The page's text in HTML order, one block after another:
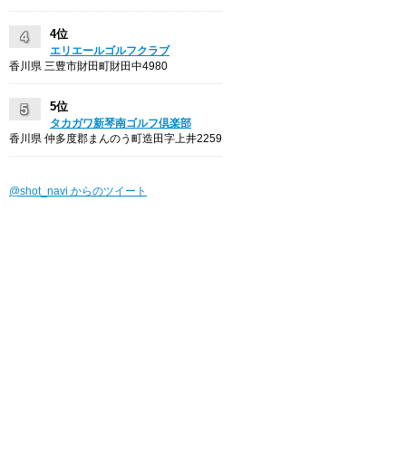
4位
エリエールゴルフクラブ
香川県 三豊市財田町財田中4980
5位
タカガワ新琴南ゴルフ倶楽部
香川県 仲多度郡まんのう町造田字上井2259
@shot_navi からのツイート